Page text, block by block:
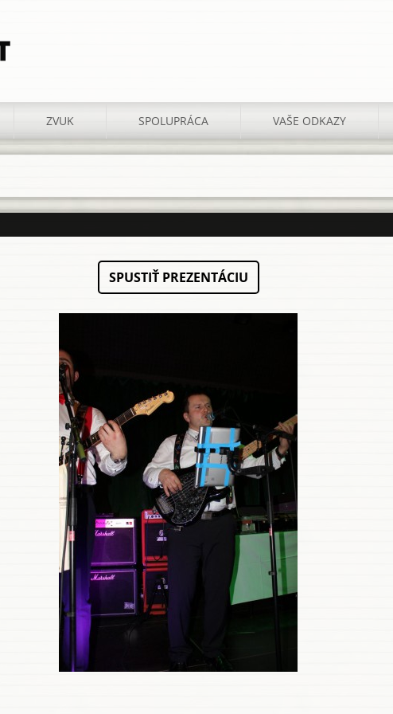
ZVUK SPOLUPRÁCA VAŠE ODKAZY
SPUSTIŤ PREZENTÁCIU